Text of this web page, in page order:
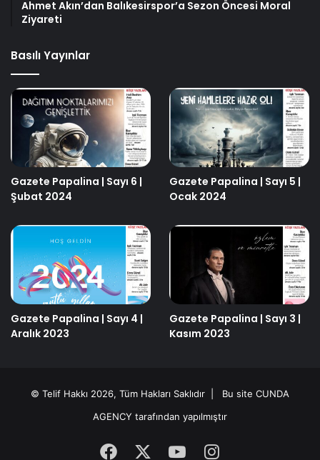
Ahmet Akın’dan Balıkesirspor’a Sezon Öncesi Moral
Ziyareti
Basılı Yayınlar
Gazete Papalina | Sayı 6 |
Şubat 2024
Gazete Papalina | Sayı 5 |
Ocak 2024
Gazete Papalina | Sayı 4 |
Aralık 2023
Gazete Papalina | Sayı 3 |
Kasım 2023
© Telif Hakkı 2026, Tüm Hakları Saklıdır | Bu site CUNDA
AGENCY tarafından yapılmıştır
FacebookYouTubeInstagram